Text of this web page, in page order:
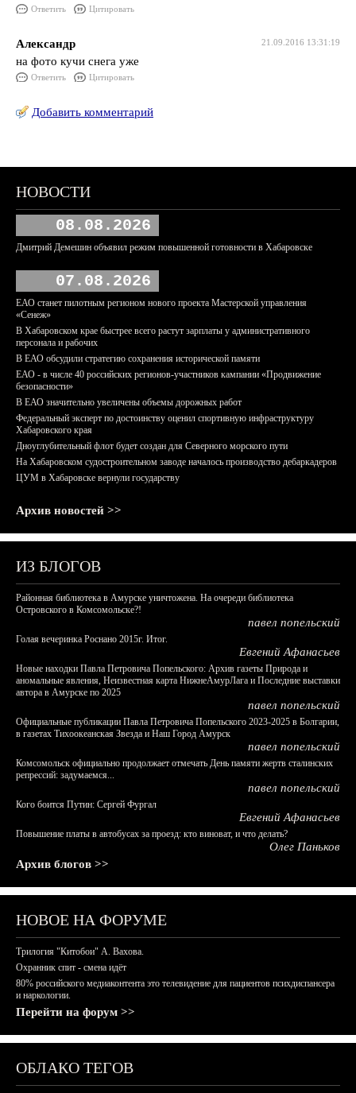
Ответить Цитировать
21.09.2016 13:31:19
Александр
на фото кучи снега уже
Ответить Цитировать
Добавить комментарий
НОВОСТИ
08.08.2026
Дмитрий Демешин объявил режим повышенной готовности в Хабаровске
07.08.2026
ЕАО станет пилотным регионом нового проекта Мастерской управления
«Сенеж»
В Хабаровском крае быстрее всего растут зарплаты у административного
персонала и рабочих
В ЕАО обсудили стратегию сохранения исторической памяти
ЕАО - в числе 40 российских регионов-участников кампании «Продвижение
безопасности»
В ЕАО значительно увеличены объемы дорожных работ
Федеральный эксперт по достоинству оценил спортивную инфраструктуру
Хабаровского края
Дноуглубительный флот будет создан для Северного морского пути
На Хабаровском судостроительном заводе началось производство дебаркадеров
ЦУМ в Хабаровске вернули государству
Архив новостей >>
ИЗ БЛОГОВ
Районная библиотека в Амурске уничтожена. На очереди библиотека
Островского в Комсомольске?!
павел попельский
Голая вечеринка Роснано 2015г. Итог.
Евгений Афанасьев
Новые находки Павла Петровича Попельского: Архив газеты Природа и
аномальные явления, Неизвестная карта НижнеАмурЛага и Последние выставки
автора в Амурске по 2025
павел попельский
Официальные публикации Павла Петровича Попельского 2023-2025 в Болгарии,
в газетах Тихоокеанская Звезда и Наш Город Амурск
павел попельский
Комсомольск официально продолжает отмечать День памяти жертв сталинских
репрессий: задумаемся...
павел попельский
Кого боится Путин: Сергей Фургал
Евгений Афанасьев
Повышение платы в автобусах за проезд: кто виноват, и что делать?
Олег Паньков
Архив блогов >>
НОВОЕ НА ФОРУМЕ
Трилогия "Китобои" А. Вахова.
Охранник спит - смена идёт
80% российского медиаконтента это телевидение для пациентов психдиспансера
и наркологии.
Перейти на форум >>
ОБЛАКО ТЕГОВ